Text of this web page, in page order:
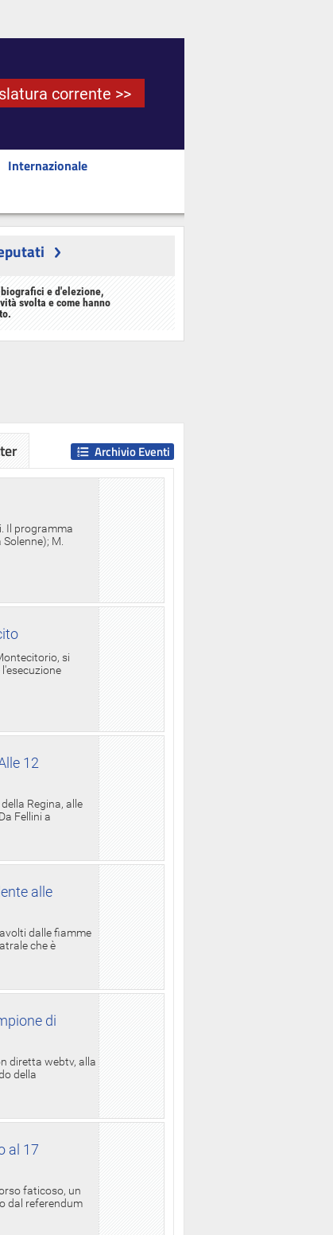
corrente >>
Internazionale
e d'elezione,
svolta e come hanno
Il programma
M.
si
12
Regina, alle
Fellini a
alle
dalle fiamme
che è
di
diretta webtv, alla
della
al 17
faticoso, un
dal referendum
Archivio Eventi